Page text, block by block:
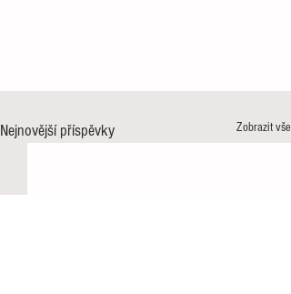
Nejnovější příspěvky Zobrazit vše